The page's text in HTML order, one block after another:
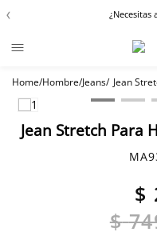
‹ ¿Necesitas
Hombre Jeans Jean
Jean Stretch Para
$
$
Términos más
1.
2.